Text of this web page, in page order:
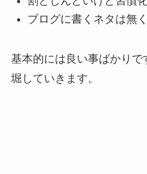
ブログに書くネタは無
基本的には良い事ばかりで
堀していきます。